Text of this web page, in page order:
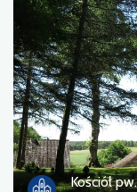
Kościół
Photos
Other
sort by